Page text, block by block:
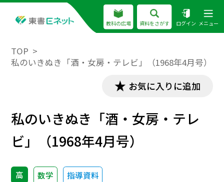
教科の広場 資料をさがす ログイン メニュー
TOP
私のいきぬき「酒・女房・テレビ」（1968年4月号）
お気に入りに追加
私のいきぬき「酒・女房・テレ
ビ」（1968年4月号）
高 数学 指導資料